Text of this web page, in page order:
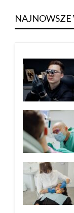
NAJNOWSZE